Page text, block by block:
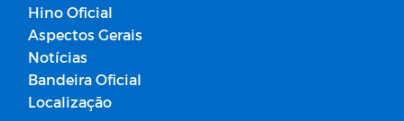
Hino Oficial
Aspectos Gerais
Notícias
Bandeira Oficial
Localização